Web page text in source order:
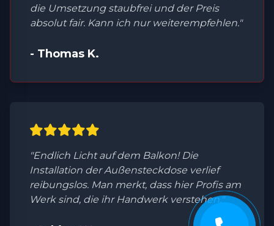
die Umsetzung staubfrei und der Preis
absolut fair. Kann ich nur weiterempfehlen."
- Thomas K.
"Endlich Licht auf dem Balkon! Die
Installation der Außensteckdose verlief
reibungslos. Man merkt, dass hier Profis am
Werk sind, die ihr Handwerk verstehen."